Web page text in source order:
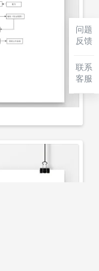
问题
反馈
联系
客服